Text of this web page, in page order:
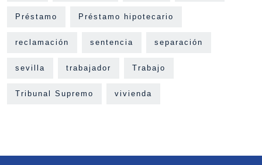
Préstamo Préstamo hipotecario
reclamación sentencia separación
sevilla trabajador Trabajo
Tribunal Supremo vivienda